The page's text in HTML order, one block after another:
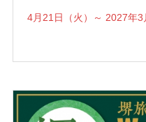
4月21日（火）～ 2027年3